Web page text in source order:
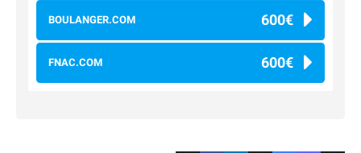
BOULANGER.COM 600€
FNAC.COM 600€